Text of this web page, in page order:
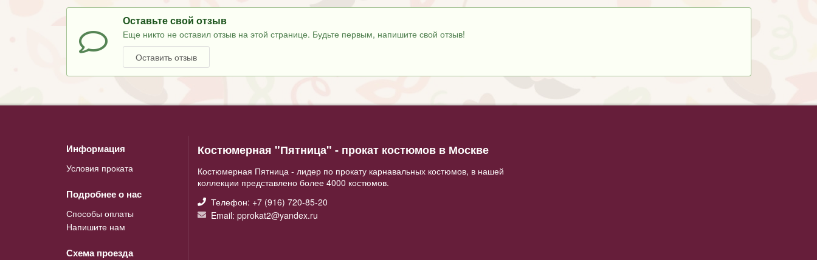
Оставьте свой отзыв
Еще никто не оставил отзыв на этой странице. Будьте первым, напишите свой отзыв!
Оставить отзыв
Информация
Условия проката
Подробнее о нас
Способы оплаты
Напишите нам
Схема проезда
Костюмерная "Пятница" - прокат костюмов в Москве
Костюмерная Пятница - лидер по прокату карнавальных костюмов, в нашей
коллекции представлено более 4000 костюмов.
Телефон: +7 (916) 720-85-20
Email: pprokat2@yandex.ru